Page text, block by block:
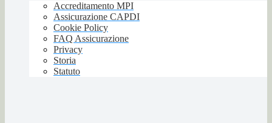
Accreditamento MPI
Assicurazione CAPDI
Cookie Policy
FAQ Assicurazione
Privacy
Storia
Statuto